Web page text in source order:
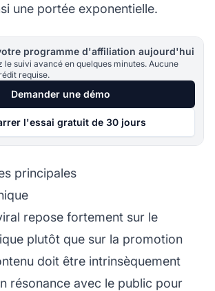
une portée exponentielle.
programme d'affiliation aujourd'hui
le suivi avancé en quelques minutes. Aucune
requise.
Demander une démo
l'essai gratuit de 30 jours
principales
repose fortement sur le
plutôt que sur la promotion
doit être intrinsèquement
résonance avec le public pour